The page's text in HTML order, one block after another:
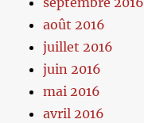
août 2016
juillet 2016
juin 2016
mai 2016
avril 2016